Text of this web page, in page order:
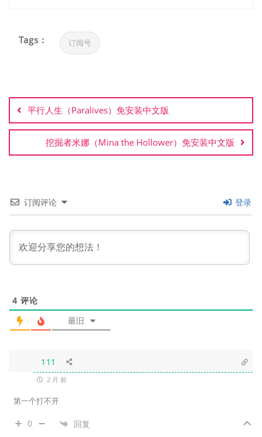
Tags : 订阅号
章
导
航
平行人生（Paralives）免安装中文版
挖掘者米娜（Mina the Hollower）免安装中文版
订阅评论 登录
4 评论
最旧
111
2 月 前
第一个打不开
0 回复